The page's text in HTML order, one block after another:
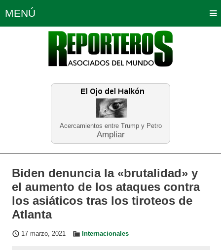
Acercamientos entre Trump y Petro
Ampliar
MENÚ
Política Opinión Bogotá
Planeta Tierra Deportes
Educación Neira
Biden denuncia la «brutalidad» y
el aumento de los ataques contra
los asiáticos tras los tiroteos de
Atlanta
17 marzo, 2021 Internacionales